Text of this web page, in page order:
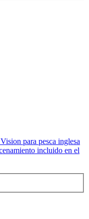
para pesca inglesa
incluido en el